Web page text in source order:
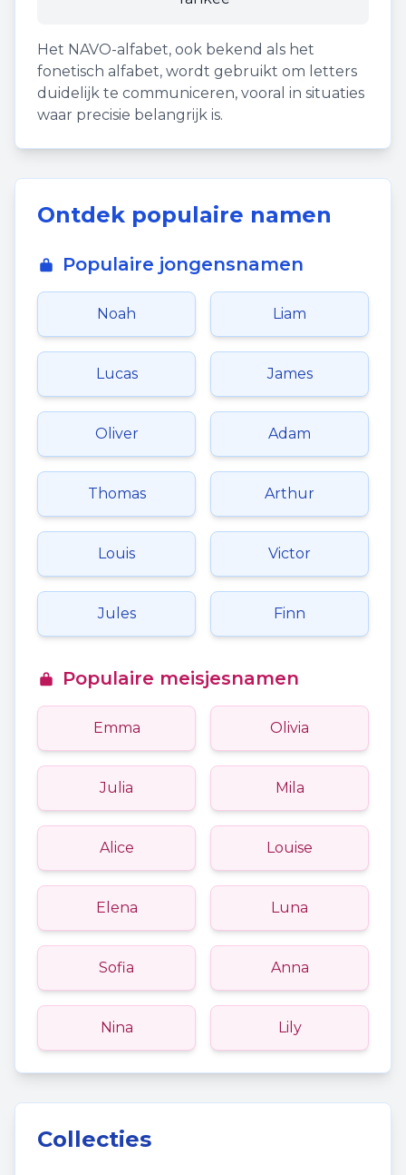
Het NAVO-alfabet, ook bekend als het
fonetisch alfabet, wordt gebruikt om letters
duidelijk te communiceren, vooral in situaties
waar precisie belangrijk is.
Ontdek populaire namen
Populaire jongensnamen
Noah Liam
Lucas James
Oliver Adam
Thomas Arthur
Louis Victor
Jules Finn
Populaire meisjesnamen
Emma Olivia
Julia Mila
Alice Louise
Elena Luna
Sofia Anna
Nina Lily
Collecties